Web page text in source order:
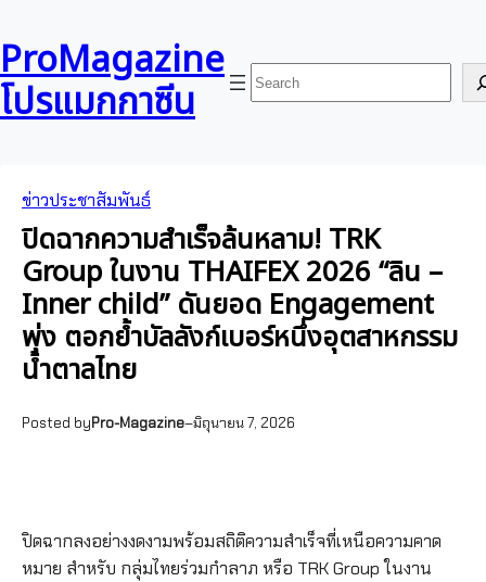
ไป
ยัง
เนื้อหา
to
content
ProMagazine
โปรแมกกาซีน
ค้นหา
ข่าวประชาสัมพันธ์
ปิดฉากความสำเร็จล้นหลาม! TRK
Group ในงาน THAIFEX 2026 “ลิน –
Inner child” ดันยอด Engagement
พุ่ง ตอกย้ำบัลลังก์เบอร์หนึ่งอุตสาหกรรม
น้ำตาลไทย
Posted byPro-Magazine–มิถุนายน 7, 2026
ปิดฉากลงอย่างงดงามพร้อมสถิติความสำเร็จที่เหนือความคาด
หมาย สำหรับ กลุ่มไทยร่วมกำลาภ หรือ TRK Group ในงาน